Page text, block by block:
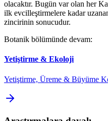
olacaktır. Bugün var olan her
ilk evcilleştirmelere kadar
zincirinin sonucudur.
Botanik bölümünde devam:
Yetiştirme & Ekoloji
Yetiştirme, Üreme & Büyüme